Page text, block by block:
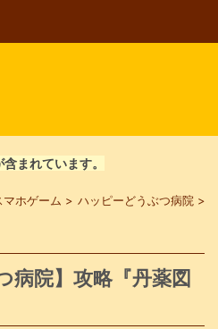
まれています。
マホゲーム > ハッピーどうぶつ病院 >
病院】攻略『丹薬図